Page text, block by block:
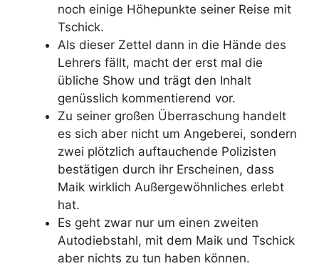
noch einige Höhepunkte seiner Reise mit
Tschick.
Als dieser Zettel dann in die Hände des
Lehrers fällt, macht der erst mal die
übliche Show und trägt den Inhalt
genüsslich kommentierend vor.
Zu seiner großen Überraschung handelt
es sich aber nicht um Angeberei, sondern
zwei plötzlich auftauchende Polizisten
bestätigen durch ihr Erscheinen, dass
Maik wirklich Außergewöhnliches erlebt
hat.
Es geht zwar nur um einen zweiten
Autodiebstahl, mit dem Maik und Tschick
aber nichts zu tun haben können.